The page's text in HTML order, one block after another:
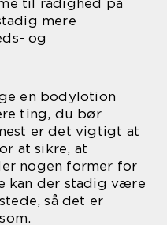
til rådighed på
mere
og
en bodylotion
ting, du bør
er det vigtigt at
at sikre, at
nogen former for
kan der stadig være
så det er